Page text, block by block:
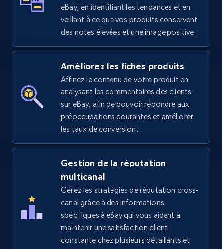
5.4K+ 667+ Commencer
Seller id, URL, Seller name, Description, Detailed
info, Stars, Feedbacks, Return policy, and more.
378+ Commencer
URL, Product id, Title, Seller name, Seller rating,
Seller reviews, Breadcrumbs, Root category, and
more.
359+ Commencer
eBay, en identifiant les tendances et en
veillant à ce que vos produits conservent
des notes élevées et une image positive.
Améliorez les fiches produits
Affinez le contenu de votre produit en
analysant les commentaires des clients
sur eBay, afin de pouvoir répondre aux
préoccupations courantes et améliorer
les taux de conversion.
Gestion de la réputation
multicanal
Gérez les stratégies de réputation cross-
canal grâce à des informations
spécifiques à eBay qui vous aident à
maintenir une satisfaction client
constante chez plusieurs détaillants et